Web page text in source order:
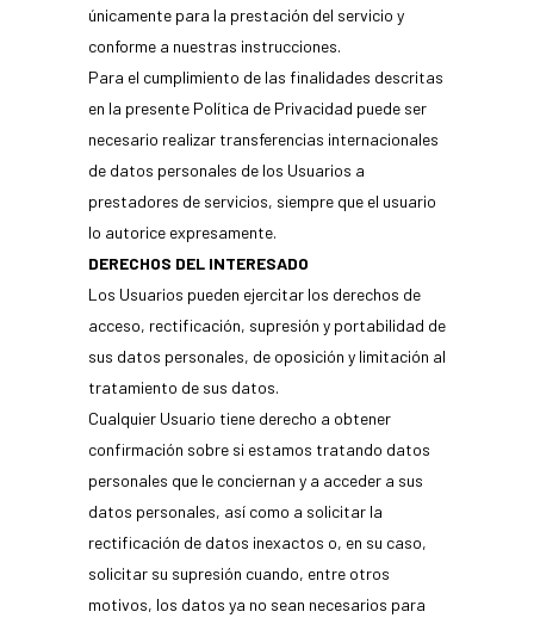
únicamente para la prestación del servicio y
conforme a nuestras instrucciones.
Para el cumplimiento de las finalidades descritas
en la presente Política de Privacidad puede ser
necesario realizar transferencias internacionales
de datos personales de los Usuarios a
prestadores de servicios, siempre que el usuario
lo autorice expresamente.
DERECHOS DEL INTERESADO
Los Usuarios pueden ejercitar los derechos de
acceso, rectificación, supresión y portabilidad de
sus datos personales, de oposición y limitación al
tratamiento de sus datos.
Cualquier Usuario tiene derecho a obtener
confirmación sobre si estamos tratando datos
personales que le conciernan y a acceder a sus
datos personales, así como a solicitar la
rectificación de datos inexactos o, en su caso,
solicitar su supresión cuando, entre otros
motivos, los datos ya no sean necesarios para